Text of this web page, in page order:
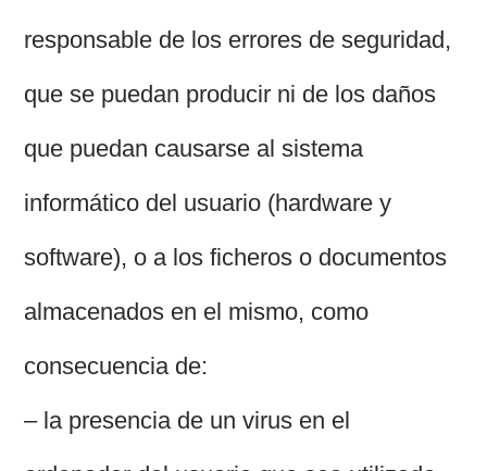
responsable de los errores de seguridad,
que se puedan producir ni de los daños
que puedan causarse al sistema
informático del usuario (hardware y
software), o a los ficheros o documentos
almacenados en el mismo, como
consecuencia de:
– la presencia de un virus en el